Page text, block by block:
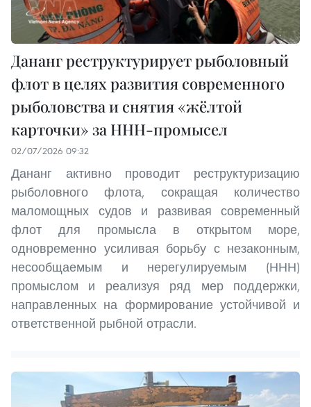
Дананг реструктурирует рыболовный
флот в целях развития современного
рыболовства и снятия «жёлтой
карточки» за ННН-промысел
02/07/2026 09:32
Дананг активно проводит реструктуризацию
рыболовного флота, сокращая количество
маломощных судов и развивая современный
флот для промысла в открытом море,
одновременно усиливая борьбу с незаконным,
несообщаемым и нерегулируемым (ННН)
промыслом и реализуя ряд мер поддержки,
направленных на формирование устойчивой и
ответственной рыбной отрасли.